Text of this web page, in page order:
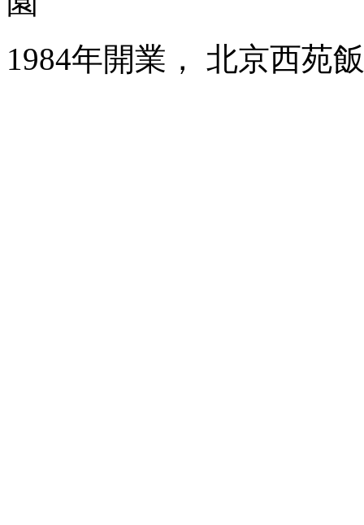
1984年開業， 北京西